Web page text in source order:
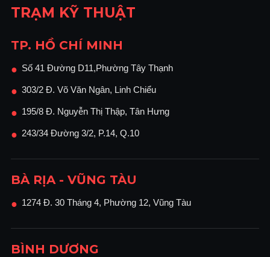
TRẠM KỸ THUẬT
TP. HỒ CHÍ MINH
● Số 41 Đường D11,Phường Tây Thạnh
● 303/2 Đ. Võ Văn Ngân, Linh Chiểu
● 195/8 Đ. Nguyễn Thị Thập, Tân Hưng
● 243/34 Đường 3/2, P.14, Q.10
BÀ RỊA - VŨNG TÀU
● 1274 Đ. 30 Tháng 4, Phường 12, Vũng Tàu
BÌNH DƯƠNG